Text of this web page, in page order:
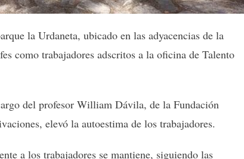
la Urdaneta, ubicado en las adyacencias de la
como trabajadores adscritos a la oficina de Talento
del profesor William Dávila, de la Fundación
elevó la autoestima de los trabajadores.
a los trabajadores se mantiene, siguiendo las